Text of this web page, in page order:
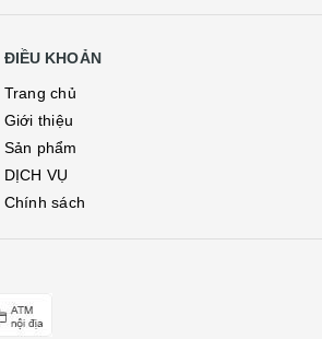
ĐIỀU KHOẢN
Trang chủ
Giới thiệu
Sản phẩm
DỊCH VỤ
Chính sách